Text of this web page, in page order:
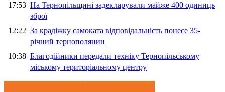
17:53 На Тернопільщині задекларували майже 400 одиниць
зброї
12:22 За крадіжку самоката відповідальність понесе 35-
річний тернополянин
10:38 Благодійники передали техніку Тернопільському
міському територіальному центру